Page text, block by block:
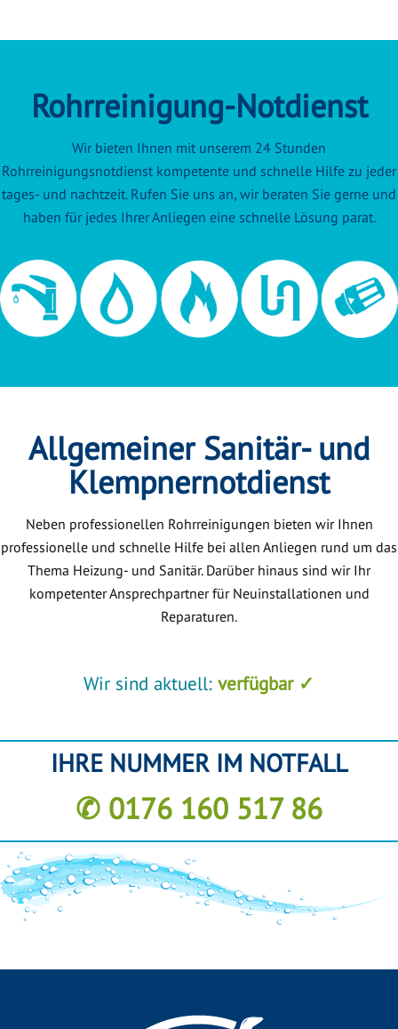
Rohrreinigung-Notdienst
Wir bieten Ihnen mit unserem 24 Stunden
Rohrreinigungsnotdienst kompetente und schnelle Hilfe zu jeder
tages- und nachtzeit. Rufen Sie uns an, wir beraten Sie gerne und
haben für jedes Ihrer Anliegen eine schnelle Lösung parat.
Allgemeiner Sanitär- und
Klempnernotdienst
Neben professionellen Rohrreinigungen bieten wir Ihnen
professionelle und schnelle Hilfe bei allen Anliegen rund um das
Thema Heizung- und Sanitär. Darüber hinaus sind wir Ihr
kompetenter Ansprechpartner für Neuinstallationen und
Reparaturen.
Wir sind aktuell: verfügbar ✓
IHRE NUMMER IM NOTFALL
✆ 0176 160 517 86